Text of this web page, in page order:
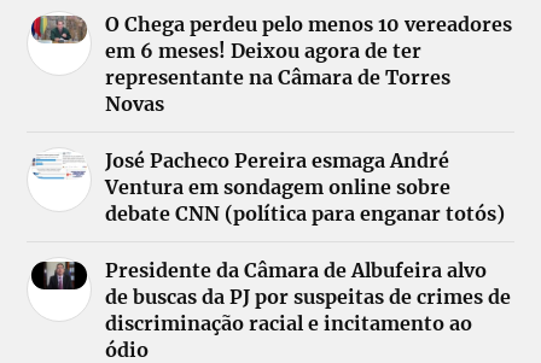
O Chega perdeu pelo menos 10 vereadores
em 6 meses! Deixou agora de ter
representante na Câmara de Torres
Novas
José Pacheco Pereira esmaga André
Ventura em sondagem online sobre
debate CNN (política para enganar totós)
Presidente da Câmara de Albufeira alvo
de buscas da PJ por suspeitas de crimes de
discriminação racial e incitamento ao
ódio